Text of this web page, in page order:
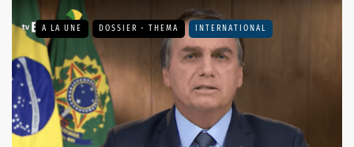
A LA UNE DOSSIER - THEMA INTERNATIONAL